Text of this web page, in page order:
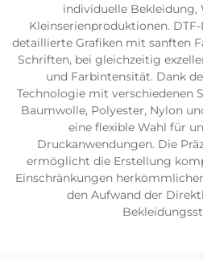
individuelle Bekleidung,
Kleinserienproduktionen.
detaillierte Grafiken mit sanften
Schriften, bei gleichzeitig
und Farbintensität. Dank
Technologie mit verschiedenen
Baumwolle, Polyester, Nylon
eine flexible Wahl für
Druckanwendungen. Die
ermöglicht die Erstellung
Einschränkungen
den Aufwand der